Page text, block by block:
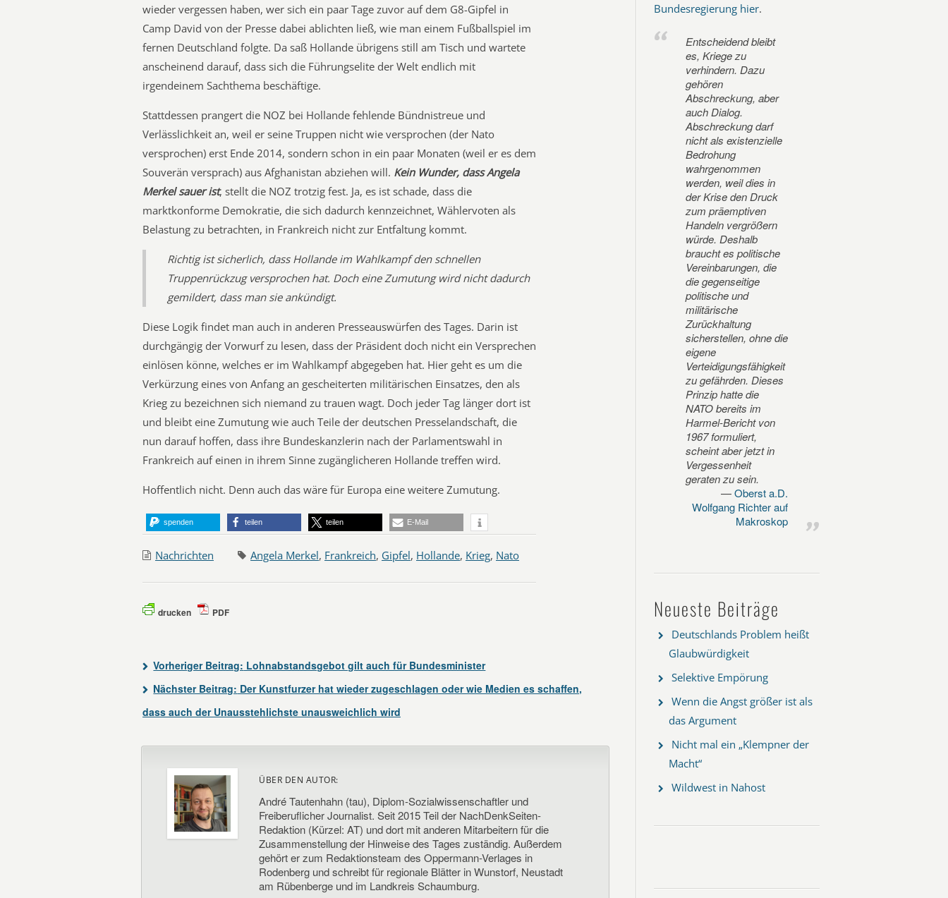
wieder vergessen haben, wer sich ein paar Tage zuvor auf dem G8-Gipfel in
Camp David von der Presse dabei ablichten ließ, wie man einem Fußballspiel im
fernen Deutschland folgte. Da saß Hollande übrigens still am Tisch und wartete
anscheinend darauf, dass sich die Führungselite der Welt endlich mit
irgendeinem Sachthema beschäftige.
Stattdessen prangert die NOZ bei Hollande fehlende Bündnistreue und
Verlässlichkeit an, weil er seine Truppen nicht wie versprochen (der Nato
versprochen) erst Ende 2014, sondern schon in ein paar Monaten (weil er es dem
Souverän versprach) aus Afghanistan abziehen will. Kein Wunder, dass Angela
Merkel sauer ist, stellt die NOZ trotzig fest. Ja, es ist schade, dass die
marktkonforme Demokratie, die sich dadurch kennzeichnet, Wählervoten als
Belastung zu betrachten, in Frankreich nicht zur Entfaltung kommt.
Richtig ist sicherlich, dass Hollande im Wahlkampf den schnellen
Truppenrückzug versprochen hat. Doch eine Zumutung wird nicht dadurch
gemildert, dass man sie ankündigt.
Diese Logik findet man auch in anderen Presseauswürfen des Tages. Darin ist
durchgängig der Vorwurf zu lesen, dass der Präsident doch nicht ein Versprechen
einlösen könne, welches er im Wahlkampf abgegeben hat. Hier geht es um die
Verkürzung eines von Anfang an gescheiterten militärischen Einsatzes, den als
Krieg zu bezeichnen sich niemand zu trauen wagt. Doch jeder Tag länger dort ist
und bleibt eine Zumutung wie auch Teile der deutschen Presselandschaft, die
nun darauf hoffen, dass ihre Bundeskanzlerin nach der Parlamentswahl in
Frankreich auf einen in ihrem Sinne zugänglicheren Hollande treffen wird.
Hoffentlich nicht. Denn auch das wäre für Europa eine weitere Zumutung.
spenden teilen teilen E-Mail
Nachrichten Angela Merkel, Frankreich, Gipfel, Hollande, Krieg, Nato
drucken PDF
Vorheriger Beitrag: Lohnabstandsgebot gilt auch für Bundesminister
Nächster Beitrag: Der Kunstfurzer hat wieder zugeschlagen oder wie Medien es schaffen,
dass auch der Unausstehlichste unausweichlich wird
ÜBER DEN AUTOR:
André Tautenhahn (tau), Diplom-Sozialwissenschaftler und
Freiberuflicher Journalist. Seit 2015 Teil der NachDenkSeiten-
Redaktion (Kürzel: AT) und dort mit anderen Mitarbeitern für die
Zusammenstellung der Hinweise des Tages zuständig. Außerdem
gehört er zum Redaktionsteam des Oppermann-Verlages in
Rodenberg und schreibt für regionale Blätter in Wunstorf, Neustadt
am Rübenberge und im Landkreis Schaumburg.
Bundesregierung hier.
Entscheidend bleibt
es, Kriege zu
verhindern. Dazu
gehören
Abschreckung, aber
auch Dialog.
Abschreckung darf
nicht als existenzielle
Bedrohung
wahrgenommen
werden, weil dies in
der Krise den Druck
zum präemptiven
Handeln vergrößern
würde. Deshalb
braucht es politische
Vereinbarungen, die
die gegenseitige
politische und
militärische
Zurückhaltung
sicherstellen, ohne die
eigene
Verteidigungsfähigkeit
zu gefährden. Dieses
Prinzip hatte die
NATO bereits im
Harmel-Bericht von
1967 formuliert,
scheint aber jetzt in
Vergessenheit
geraten zu sein.
Oberst a.D.
Wolfgang Richter auf
Makroskop
Neueste Beiträge
Deutschlands Problem heißt
Glaubwürdigkeit
Selektive Empörung
Wenn die Angst größer ist als
das Argument
Nicht mal ein „Klempner der
Macht“
Wildwest in Nahost